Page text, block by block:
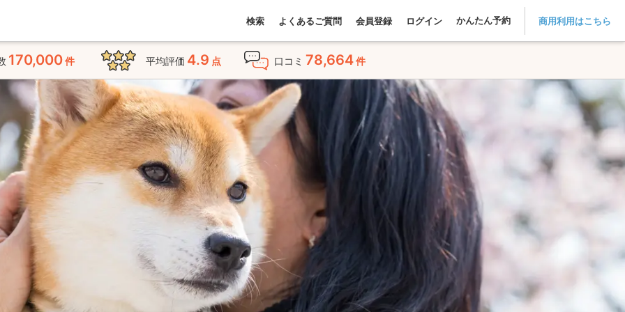
検索 よくあるご質問 会員登録 ログイン かんたん予約 商用利用はこちら
170,000件 平均評価 4.9 点 口コミ 78,664件